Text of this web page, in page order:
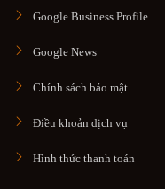
Google Business Profile
Google News
Chính sách bảo mật
Điều khoản dịch vụ
Hình thức thanh toán